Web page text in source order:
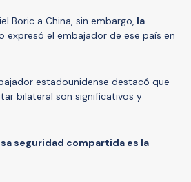
Boric a China, sin embargo, la
expresó el embajador de ese país en
estadounidense destacó que
bilateral son significativos y
seguridad compartida es la